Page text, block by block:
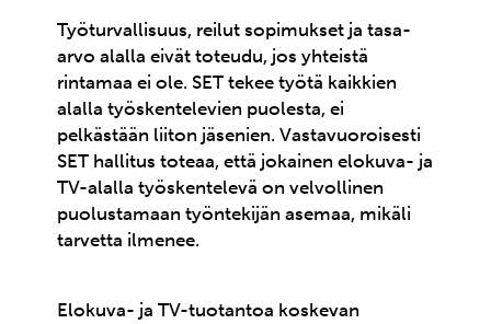
Työturvallisuus, reilut sopimukset ja tasa-
arvo alalla eivät toteudu, jos yhteistä
rintamaa ei ole. SET tekee työtä kaikkien
alalla työskentelevien puolesta, ei
pelkästään liiton jäsenien. Vastavuoroisesti
SET hallitus toteaa, että jokainen elokuva- ja
TV-alalla työskentelevä on velvollinen
puolustamaan työntekijän asemaa, mikäli
tarvetta ilmenee.
Elokuva- ja TV-tuotantoa koskevan